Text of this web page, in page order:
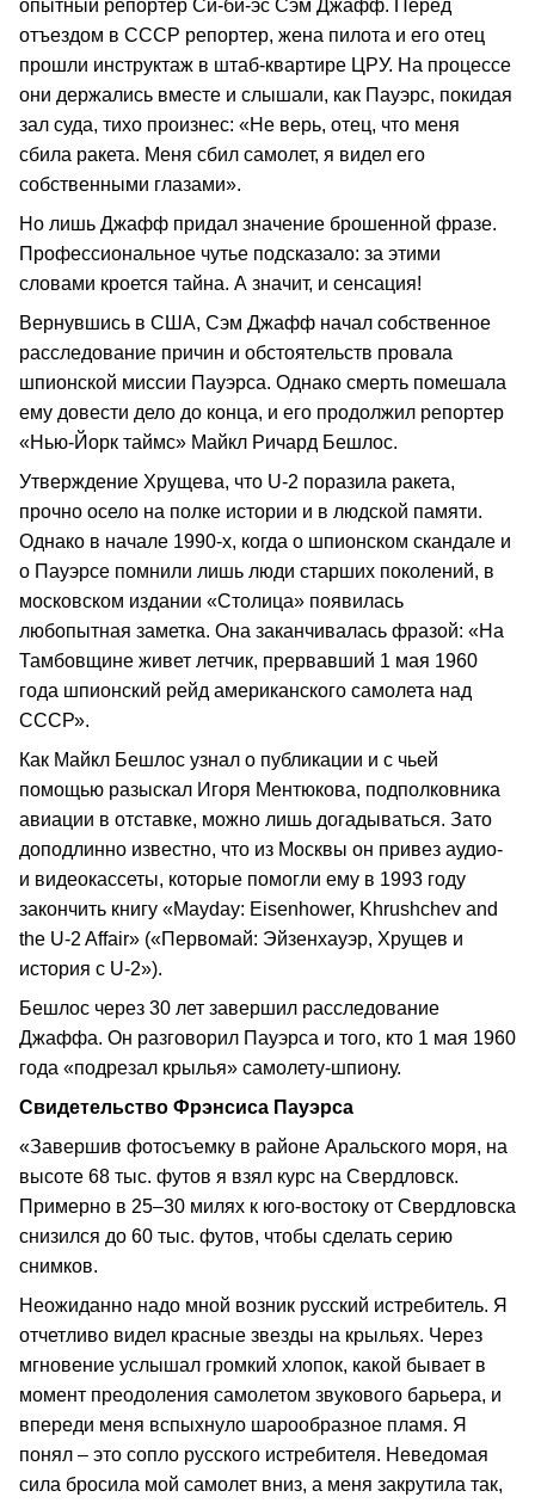
опытный репортер Си-би-эс Сэм Джафф. Перед
отъездом в СССР репортер, жена пилота и его отец
прошли инструктаж в штаб-квартире ЦРУ. На процессе
они держались вместе и слышали, как Пауэрс, покидая
зал суда, тихо произнес: «Не верь, отец, что меня
сбила ракета. Меня сбил самолет, я видел его
собственными глазами».
Но лишь Джафф придал значение брошенной фразе.
Профессиональное чутье подсказало: за этими
словами кроется тайна. А значит, и сенсация!
Вернувшись в США, Сэм Джафф начал собственное
расследование причин и обстоятельств провала
шпионской миссии Пауэрса. Однако смерть помешала
ему довести дело до конца, и его продолжил репортер
«Нью-Йорк таймс» Майкл Ричард Бешлос.
Утверждение Хрущева, что U-2 поразила ракета,
прочно осело на полке истории и в людской памяти.
Однако в начале 1990-х, когда о шпионском скандале и
о Пауэрсе помнили лишь люди старших поколений, в
московском издании «Столица» появилась
любопытная заметка. Она заканчивалась фразой: «На
Тамбовщине живет летчик, прервавший 1 мая 1960
года шпионский рейд американского самолета над
СССР».
Как Майкл Бешлос узнал о публикации и с чьей
помощью разыскал Игоря Ментюкова, подполковника
авиации в отставке, можно лишь догадываться. Зато
доподлинно известно, что из Москвы он привез аудио-
и видеокассеты, которые помогли ему в 1993 году
закончить книгу «Mayday: Eisenhower, Khrushchev and
the U-2 Affair» («Первомай: Эйзенхауэр, Хрущев и
история с U-2»).
Бешлос через 30 лет завершил расследование
Джаффа. Он разговорил Пауэрса и того, кто 1 мая 1960
года «подрезал крылья» самолету-шпиону.
Свидетельство Фрэнсиса Пауэрса
«Завершив фотосъемку в районе Аральского моря, на
высоте 68 тыс. футов я взял курс на Свердловск.
Примерно в 25–30 милях к юго-востоку от Свердловска
снизился до 60 тыс. футов, чтобы сделать серию
снимков.
Неожиданно надо мной возник русский истребитель. Я
отчетливо видел красные звезды на крыльях. Через
мгновение услышал громкий хлопок, какой бывает в
момент преодоления самолетом звукового барьера, и
впереди меня вспыхнуло шарообразное пламя. Я
понял – это сопло русского истребителя. Неведомая
сила бросила мой самолет вниз, а меня закрутила так,